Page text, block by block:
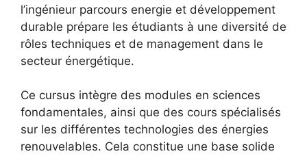
l’ingénieur parcours energie et développement
durable prépare les étudiants à une diversité de
rôles techniques et de management dans le
secteur énergétique.
Ce cursus intègre des modules en sciences
fondamentales, ainsi que des cours spécialisés
sur les différentes technologies des énergies
renouvelables. Cela constitue une base solide